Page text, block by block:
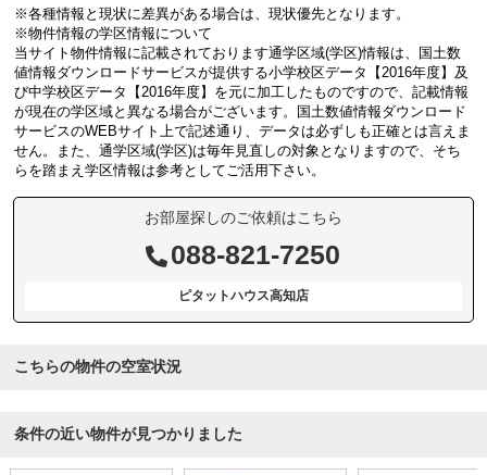
※各種情報と現状に差異がある場合は、現状優先となります。
※物件情報の学区情報について
当サイト物件情報に記載されております通学区域(学区)情報は、国土数
値情報ダウンロードサービスが提供する小学校区データ【2016年度】及
び中学校区データ【2016年度】を元に加工したものですので、記載情報
が現在の学区域と異なる場合がございます。国土数値情報ダウンロード
サービスのWEBサイト上で記述通り、データは必ずしも正確とは言えま
せん。また、通学区域(学区)は毎年見直しの対象となりますので、そち
らを踏まえ学区情報は参考としてご活用下さい。
お部屋探しのご依頼はこちら
088-821-7250
ピタットハウス高知店
こちらの物件の空室状況
条件の近い物件が見つかりました